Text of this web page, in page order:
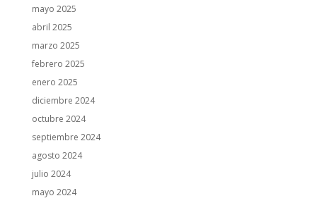
mayo 2025
abril 2025
marzo 2025
febrero 2025
enero 2025
diciembre 2024
octubre 2024
septiembre 2024
agosto 2024
julio 2024
mayo 2024